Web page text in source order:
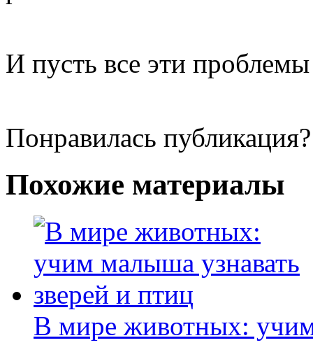
И пусть все эти
Понравилась
Похожие материалы
В мире животных: